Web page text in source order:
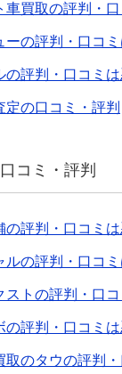
車買取の評判・
ーの評判・口コミ
の評判・口コミは
定の口コミ・評判
コミ・評判
の評判・口コミは
ルの評判・口コミ
ストの評判・口
の評判・口コミは
取のタウの評判